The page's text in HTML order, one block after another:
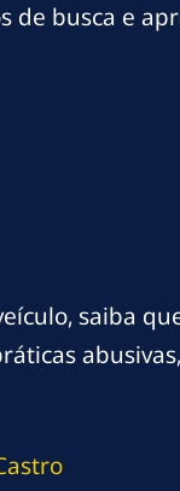
de busca e
saiba